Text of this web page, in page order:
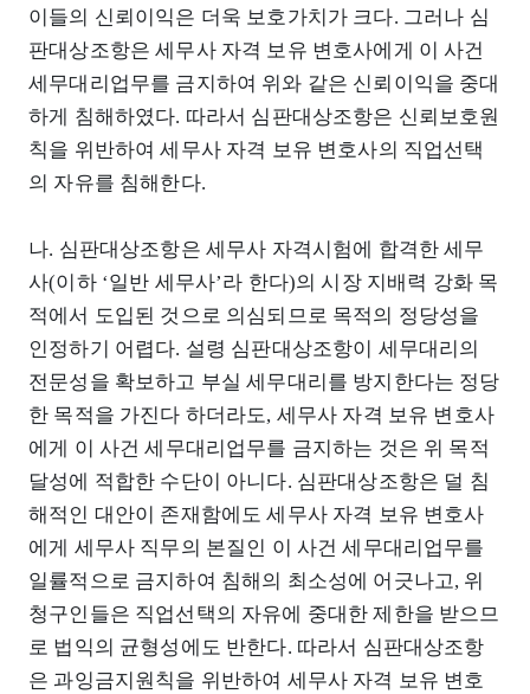
이들의 신뢰이익은 더욱 보호가치가 크다. 그러나 심
판대상조항은 세무사 자격 보유 변호사에게 이 사건
세무대리업무를 금지하여 위와 같은 신뢰이익을 중대
하게 침해하였다. 따라서 심판대상조항은 신뢰보호원
칙을 위반하여 세무사 자격 보유 변호사의 직업선택
의 자유를 침해한다.
나. 심판대상조항은 세무사 자격시험에 합격한 세무
사(이하 ‘일반 세무사’라 한다)의 시장 지배력 강화 목
적에서 도입된 것으로 의심되므로 목적의 정당성을
인정하기 어렵다. 설령 심판대상조항이 세무대리의
전문성을 확보하고 부실 세무대리를 방지한다는 정당
한 목적을 가진다 하더라도, 세무사 자격 보유 변호사
에게 이 사건 세무대리업무를 금지하는 것은 위 목적
달성에 적합한 수단이 아니다. 심판대상조항은 덜 침
해적인 대안이 존재함에도 세무사 자격 보유 변호사
에게 세무사 직무의 본질인 이 사건 세무대리업무를
일률적으로 금지하여 침해의 최소성에 어긋나고, 위
청구인들은 직업선택의 자유에 중대한 제한을 받으므
로 법익의 균형성에도 반한다. 따라서 심판대상조항
은 과잉금지원칙을 위반하여 세무사 자격 보유 변호